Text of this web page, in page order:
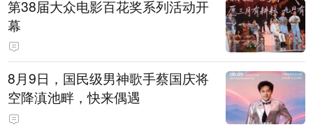
第38届大众电影百花奖系列活动开
幕
8月9日，国民级男神歌手蔡国庆将
空降滇池畔，快来偶遇